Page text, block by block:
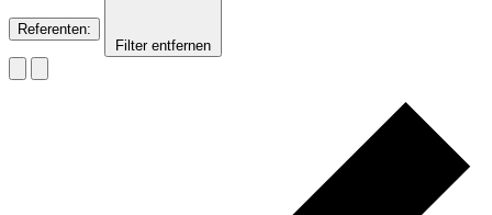
Referenten:
Filter entfernen